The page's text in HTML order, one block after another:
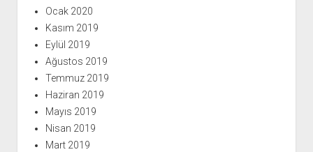
Ocak 2020
Kasım 2019
Eylül 2019
Ağustos 2019
Temmuz 2019
Haziran 2019
Mayıs 2019
Nisan 2019
Mart 2019